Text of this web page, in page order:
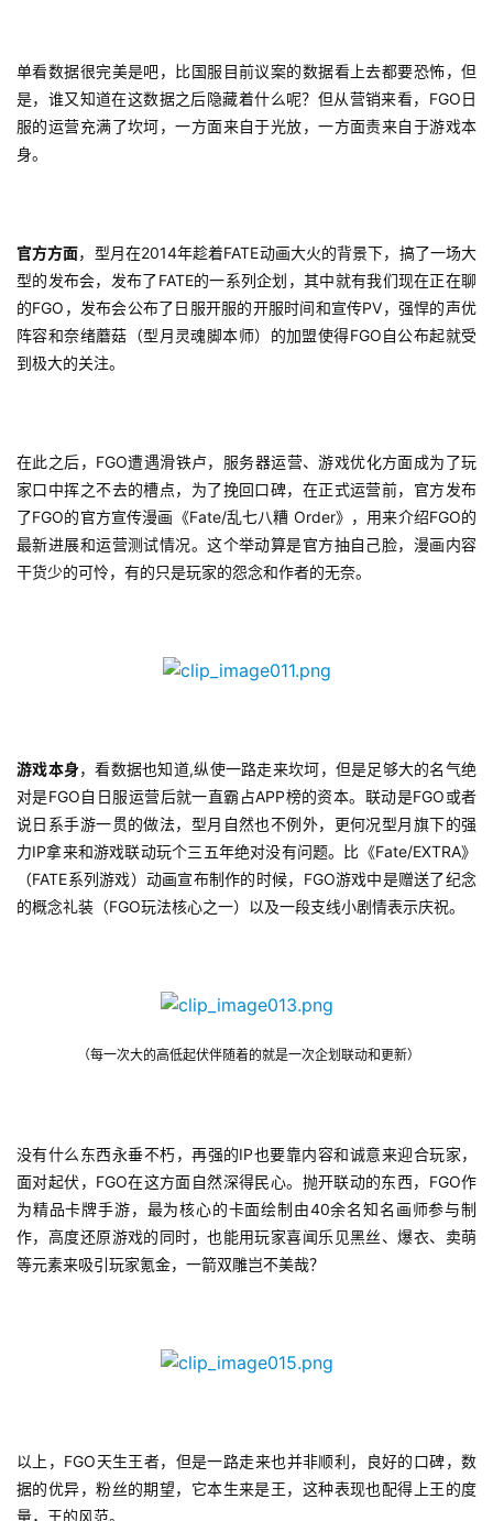
单看数据很完美是吧，比国服目前议案的数据看上去都要恐怖，但
是，谁又知道在这数据之后隐藏着什么呢？但从营销来看，FGO日
服的运营充满了坎坷，一方面来自于光放，一方面责来自于游戏本
身。
官方方面，型月在2014年趁着FATE动画大火的背景下，搞了一场大
型的发布会，发布了FATE的一系列企划，其中就有我们现在正在聊
的FGO，发布会公布了日服开服的开服时间和宣传PV，强悍的声优
阵容和奈绪蘑菇（型月灵魂脚本师）的加盟使得FGO自公布起就受
到极大的关注。
在此之后，FGO遭遇滑铁卢，服务器运营、游戏优化方面成为了玩
家口中挥之不去的槽点，为了挽回口碑，在正式运营前，官方发布
了FGO的官方宣传漫画《Fate/乱七八糟 Order》，用来介绍FGO的
最新进展和运营测试情况。这个举动算是官方抽自己脸，漫画内容
干货少的可怜，有的只是玩家的怨念和作者的无奈。
游戏本身，看数据也知道,纵使一路走来坎坷，但是足够大的名气绝
对是FGO自日服运营后就一直霸占APP榜的资本。联动是FGO或者
说日系手游一贯的做法，型月自然也不例外，更何况型月旗下的强
力IP拿来和游戏联动玩个三五年绝对没有问题。比《Fate/EXTRA》
（FATE系列游戏）动画宣布制作的时候，FGO游戏中是赠送了纪念
的概念礼装（FGO玩法核心之一）以及一段支线小剧情表示庆祝。
（每一次大的高低起伏伴随着的就是一次企划联动和更新）
没有什么东西永垂不朽，再强的IP也要靠内容和诚意来迎合玩家，
面对起伏，FGO在这方面自然深得民心。抛开联动的东西，FGO作
为精品卡牌手游，最为核心的卡面绘制由40余名知名画师参与制
作，高度还原游戏的同时，也能用玩家喜闻乐见黑丝、爆衣、卖萌
等元素来吸引玩家氪金，一箭双雕岂不美哉？
以上，FGO天生王者，但是一路走来也并非顺利，良好的口碑，数
据的优异，粉丝的期望，它本生来是王，这种表现也配得上王的度
量，王的风范。